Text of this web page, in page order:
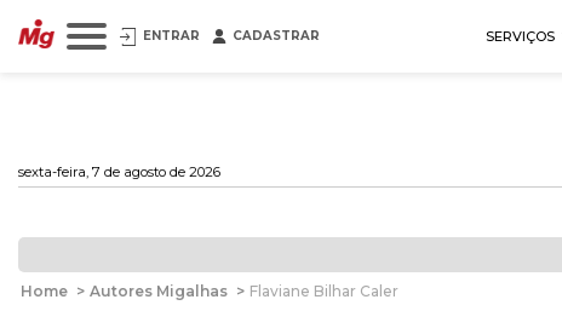
ENTRAR CADASTRAR SERVIÇOS
sexta-feira, 7 de agosto de 2026
Home > Autores Migalhas > Flaviane Bilhar Caler